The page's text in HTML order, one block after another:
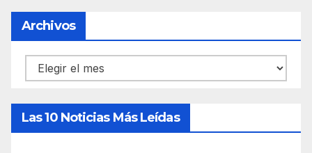
Archivos
Archivos
Las 10 Noticias Más Leídas